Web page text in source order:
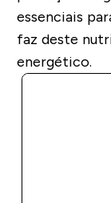
essenciais
faz deste
energético.